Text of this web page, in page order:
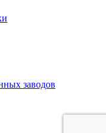
заводов